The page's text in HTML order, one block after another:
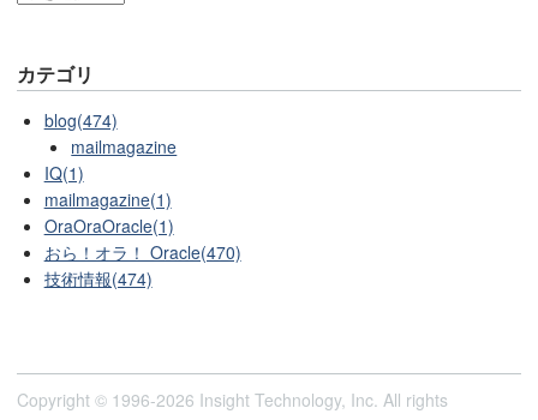
カテゴリ
blog(474)
mailmagazine
IQ(1)
mailmagazine(1)
OraOraOracle(1)
おら！オラ！ Oracle(470)
技術情報(474)
Copyright © 1996-2026 Insight Technology, Inc. All rights